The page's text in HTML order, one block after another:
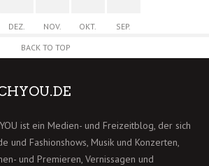
DEZ. NOV. OKT.
SEP.
BACK TO TOP
ist ein Medien- und Freizeitblog, der sich
und Fashionshows, Musik und Konzerten,
und Premieren, Vernissagen und